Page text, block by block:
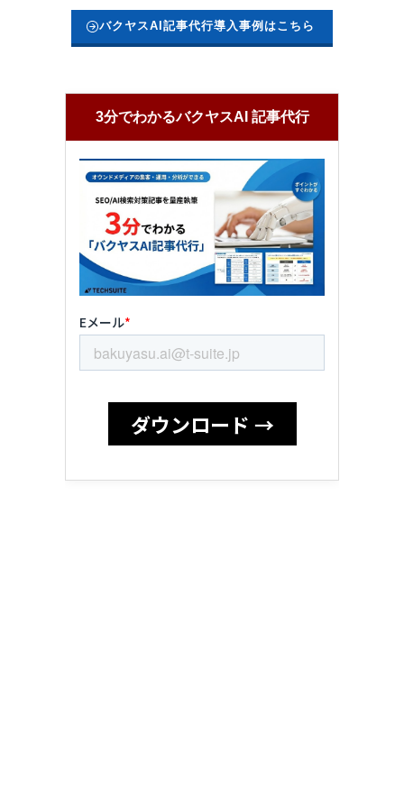
バクヤスAI記事代行導入事例はこちら
3分でわかるバクヤスAI 記事代行